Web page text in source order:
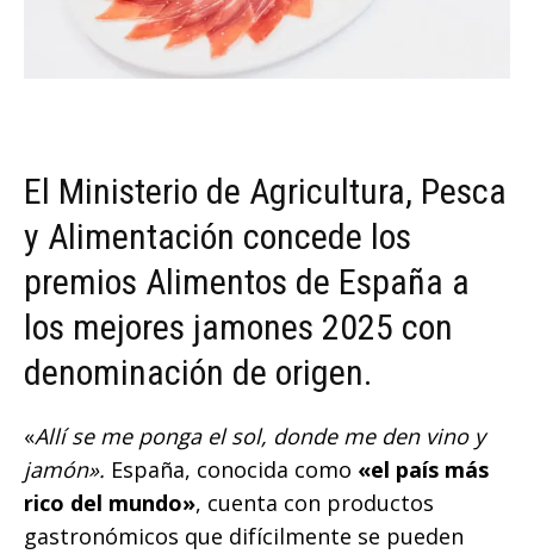
El Ministerio de Agricultura, Pesca
y Alimentación concede los
premios Alimentos de España a
los mejores jamones 2025 con
denominación de origen.
«Allí se me ponga el sol, donde me den vino y
jamón». España, conocida como «el país más
rico del mundo», cuenta con productos
gastronómicos que difícilmente se pueden